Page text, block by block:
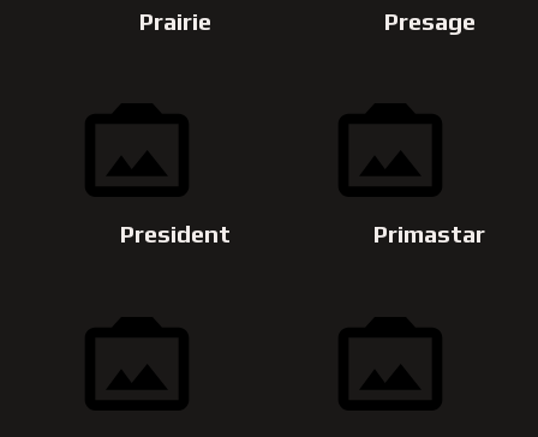
Prairie Presage
President Primastar